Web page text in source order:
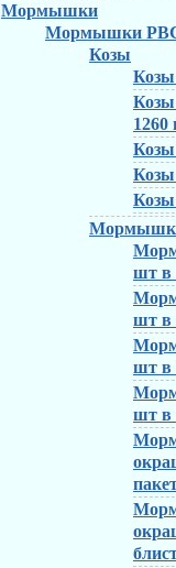
Мормышки
Мормышки
Козы
Козы
Козы
Козы
Козы
Козы
шт в
шт в
шт в
шт в